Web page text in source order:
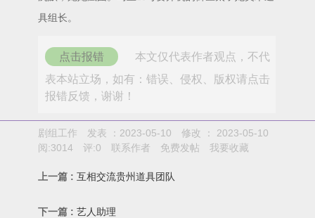
具组长。
点击报错
本文仅代表作者观点，不代
表本站立场，如有：错误、侵权、版权请点击
报错反馈，谢谢！
剧组工作 发表 ：2023-05-10 修改 ：
2023-05-10
阅:3014 评:0 联系作者 免费发帖 我要收藏
上一篇 : 互相交流贵州道具团队
下一篇 : 艺人助理